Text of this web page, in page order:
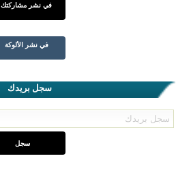
في نشر مشاركتك
في نشر الألوكة
سجل بريدك